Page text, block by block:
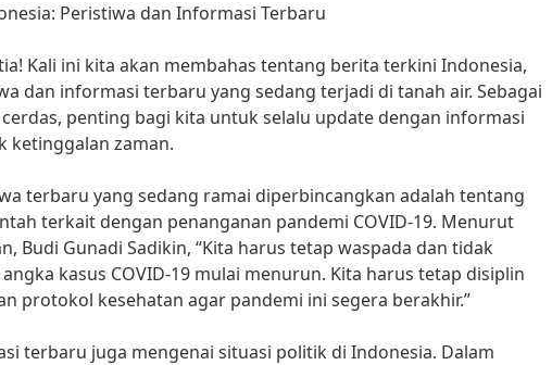
Peristiwa dan Informasi Terbaru
Kali ini kita akan membahas tentang berita terkini Indonesia,
dan informasi terbaru yang sedang terjadi di tanah air. Sebagai
penting bagi kita untuk selalu update dengan informasi
ketinggalan zaman.
terbaru yang sedang ramai diperbincangkan adalah tentang
terkait dengan penanganan pandemi COVID-19. Menurut
Budi Gunadi Sadikin, “Kita harus tetap waspada dan tidak
kasus COVID-19 mulai menurun. Kita harus tetap disiplin
protokol kesehatan agar pandemi ini segera berakhir.”
terbaru juga mengenai situasi politik di Indonesia. Dalam